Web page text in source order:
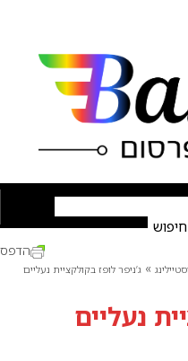
» ג’ניפר לופז בקולקציית נעליים
נעליים
הדפס